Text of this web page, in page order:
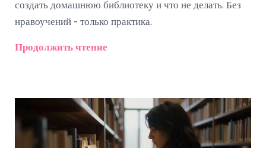
создать домашнюю библиотеку и что не делать. Без
нравоучений - только практика.
Продолжить чтение